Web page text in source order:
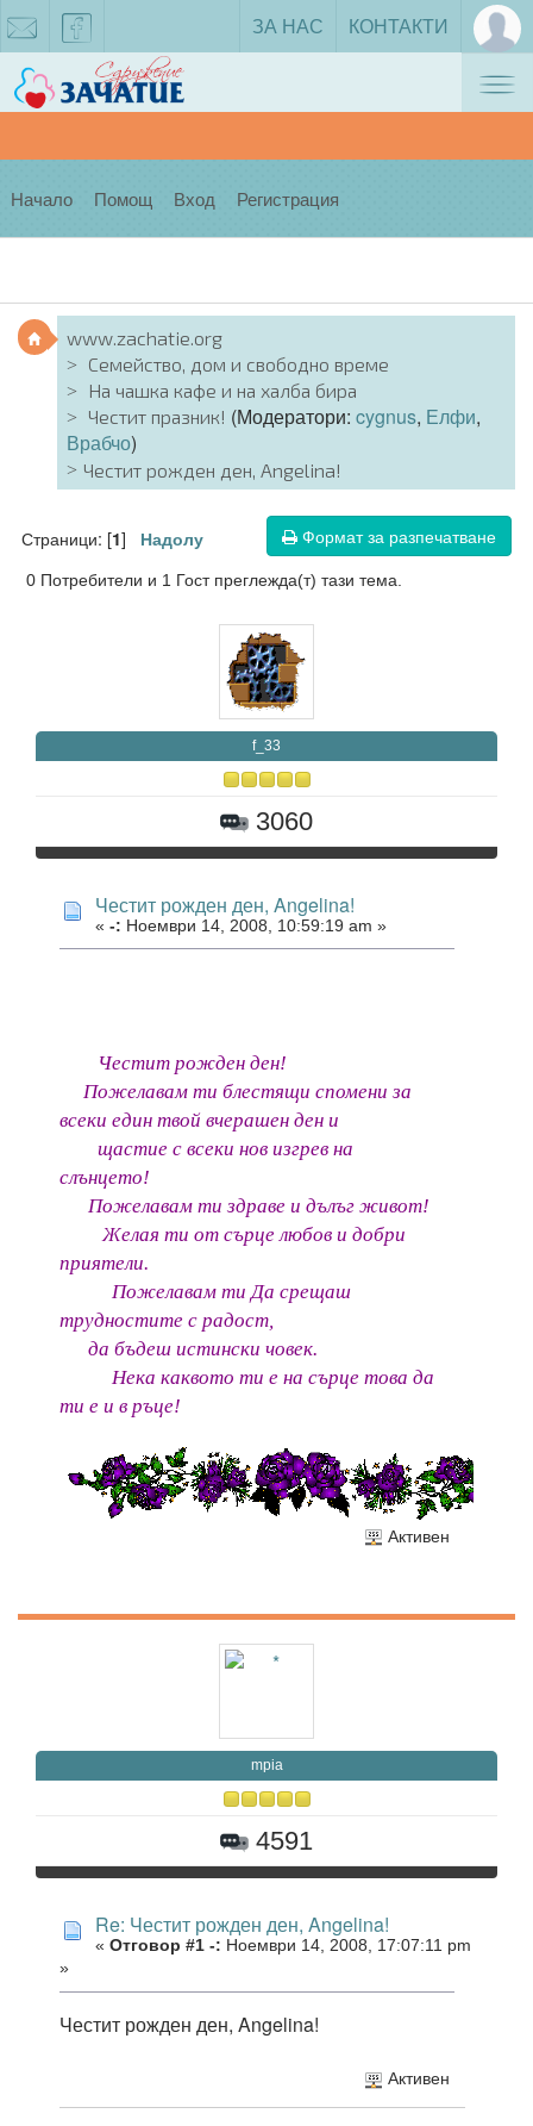
facebook
ЗА НАС КОНТАКТИ
Начало Помощ Вход Регистрация
www.zachatie.org
Семейство, дом и свободно време
На чашка кафе и на халба бира
Честит празник! (Модератори: cygnus, Елфи,
Врабчо)
Честит рожден ден, Angelina!
Формат за разпечатване
Страници: [1] Надолу
0 Потребители и 1 Гост преглежда(т) тази тема.
f_33
3060
Честит рожден ден, Angelina!
« -: Ноември 14, 2008, 10:59:19 am »
Честит рожден ден!
Пожелавам ти блестящи спомени за
всеки един твой вчерашен ден и
щастие с всеки нов изгрев на
слънцето!
Пожелавам ти здраве и дълъг живот!
Желая ти от сърце любов и добри
приятели.
Пожелавам ти Да срещаш
трудностите с радост,
да бъдеш истински човек.
Нека каквото ти е на сърце това да
ти е и в ръце!
Активен
mpia
4591
Re: Честит рожден ден, Angelina!
« Отговор #1 -: Ноември 14, 2008, 17:07:11 pm
»
Честит рожден ден, Angelina!
Активен